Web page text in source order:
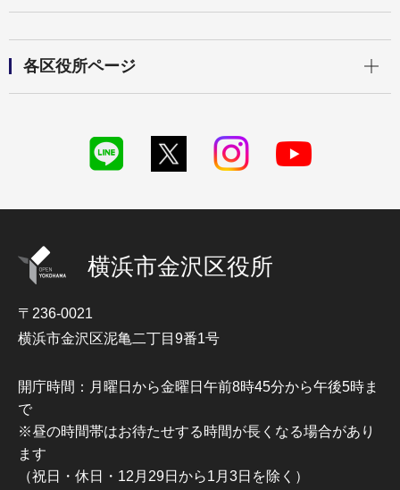
各区役所ページ
横浜市金沢区役所
〒236-0021
横浜市金沢区泥亀二丁目9番1号
開庁時間：月曜日から金曜日午前8時45分から午後5時ま
で
※昼の時間帯はお待たせする時間が長くなる場合があり
ます
（祝日・休日・12月29日から1月3日を除く）